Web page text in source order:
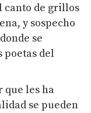
canto de grillos
y sospecho
se
del
que les ha
se pueden